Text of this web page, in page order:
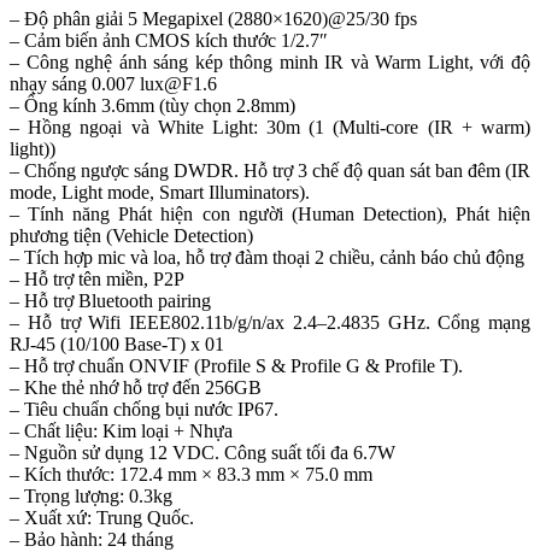
– Độ phân giải 5 Megapixel (2880×1620)@25/30 fps
– Cảm biến ảnh CMOS kích thước 1/2.7″
– Công nghệ ánh sáng kép thông minh IR và Warm Light, với độ
nhạy sáng 0.007 lux@F1.6
– Ống kính 3.6mm (tùy chọn 2.8mm)
– Hồng ngoại và White Light: 30m (1 (Multi-core (IR + warm)
light))
– Chống ngược sáng DWDR. Hỗ trợ 3 chế độ quan sát ban đêm (IR
mode, Light mode, Smart Illuminators).
– Tính năng Phát hiện con người (Human Detection), Phát hiện
phương tiện (Vehicle Detection)
– Tích hợp mic và loa, hỗ trợ đàm thoại 2 chiều, cảnh báo chủ động
– Hỗ trợ tên miền, P2P
– Hỗ trợ Bluetooth pairing
– Hỗ trợ Wifi IEEE802.11b/g/n/ax 2.4–2.4835 GHz. Cổng mạng
RJ-45 (10/100 Base-T) x 01
– Hỗ trợ chuẩn ONVIF (Profile S & Profile G & Profile T).
– Khe thẻ nhớ hỗ trợ đến 256GB
– Tiêu chuẩn chống bụi nước IP67.
– Chất liệu: Kim loại + Nhựa
– Nguồn sử dụng 12 VDC. Công suất tối đa 6.7W
– Kích thước: 172.4 mm × 83.3 mm × 75.0 mm
– Trọng lượng: 0.3kg
– Xuất xứ: Trung Quốc.
– Bảo hành: 24 tháng